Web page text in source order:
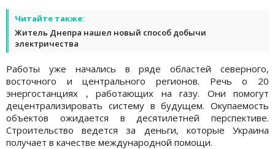
Читайте также:
Житель Днепра нашел новый способ добычи
электричества
Работы уже начались в ряде областей северного,
восточного и центрального регионов. Речь о 20
энергостанциях , работающих на газу. Они помогут
децентрализировать систему в будущем. Окупаемость
объектов ожидается в десятилетней перспективе.
Строительство ведется за деньги, которые Украина
получает в качестве международной помощи.